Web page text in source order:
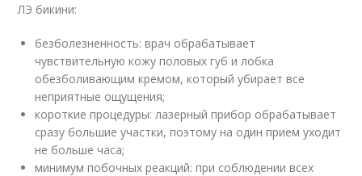
ЛЭ бикини:
безболезненность: врач обрабатывает
чувствительную кожу половых губ и лобка
обезболивающим кремом, который убирает все
неприятные ощущения;
короткие процедуры: лазерный прибор обрабатывает
сразу большие участки, поэтому на один прием уходит
не больше часа;
минимум побочных реакций: при соблюдении всех